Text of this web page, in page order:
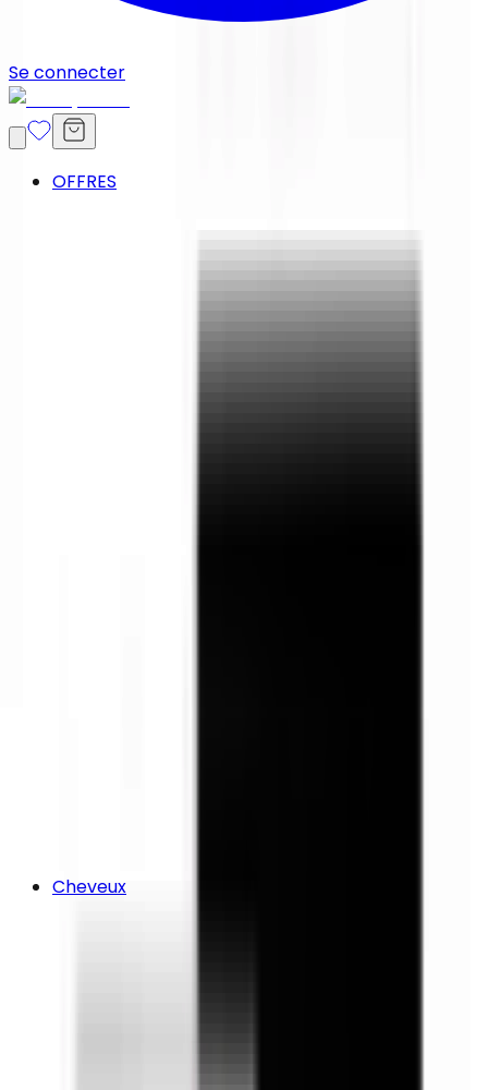
Se connecter
OFFRES
Cheveux